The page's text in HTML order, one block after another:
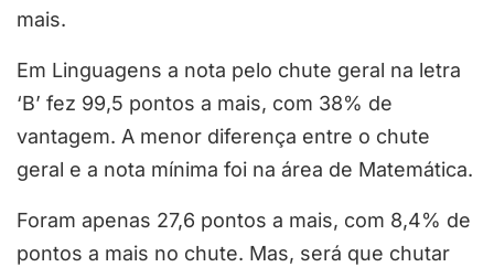
mais.
Em Linguagens a nota pelo chute geral na letra
‘B’ fez 99,5 pontos a mais, com 38% de
vantagem. A menor diferença entre o chute
geral e a nota mínima foi na área de Matemática.
Foram apenas 27,6 pontos a mais, com 8,4% de
pontos a mais no chute. Mas, será que chutar